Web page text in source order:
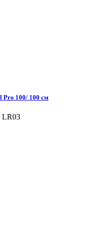
Pro 100/ 100 см
LR03